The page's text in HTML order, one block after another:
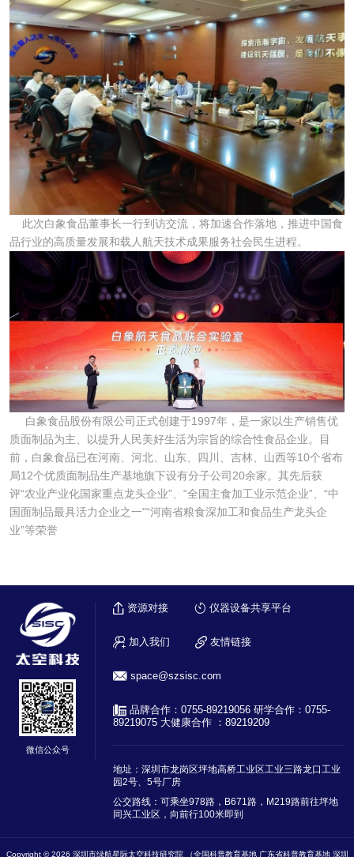
此次白象食品董事长一行到访交流，将加速合作落地，推进中国食
品行业的高质量发展和载人航天技术成果服务社会民生进程。
白象食品股份有限公司正式创建于1997年，是一家以生产销售优
质面制品为主、以提升人民美好生活为宗旨的综合性食品企业。目
前，白象食品已在河南、河北、山东、四川、吉林、山西等10个省布
局12个优质面制品生产基地旗下设有分子公司20余家。其先后获
评“农业产业化国家重点龙头企业”、“全国主食加工业示范企业”、“中
国面制品最具活力企业之一"“河南省粮食深加工和食品生产龙头企
业”等荣誉
微信公众号
资源对接 仪器设备共享平台
加入我们 友情链接
​space@szsisc.com
品牌合作：0755-89219056 研学合作：0755-
89219075 大健康合作 ：89219209
地址：深圳市龙岗区坪地高桥工业区工业三路龙口工业
园2号、5号厂房
公交路线：可乘坐978路，B671路，M219路前往坪地
同兴工业区，向前行100米即到
Copyright © 2026 深圳市绿航星际太空科技研究院 （全国科普教育基地 广东省科普教育基地 深圳